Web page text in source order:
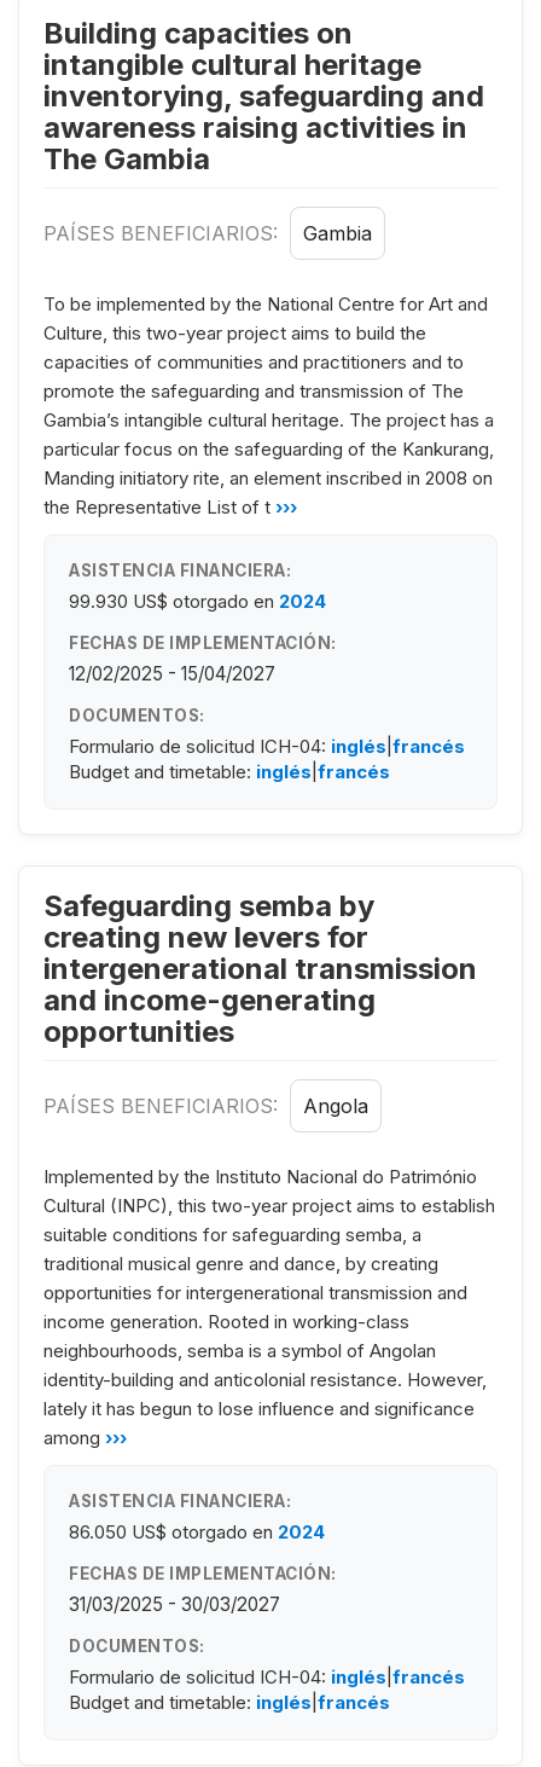
Building capacities on
intangible cultural heritage
inventorying, safeguarding and
awareness raising activities in
The Gambia
PAÍSES BENEFICIARIOS: Gambia
To be implemented by the National Centre for Art and
Culture, this two-year project aims to build the
capacities of communities and practitioners and to
promote the safeguarding and transmission of The
Gambia’s intangible cultural heritage. The project has a
particular focus on the safeguarding of the Kankurang,
Manding initiatory rite, an element inscribed in 2008 on
the Representative List of t ›››
ASISTENCIA FINANCIERA:
99.930 US$ otorgado en 2024
FECHAS DE IMPLEMENTACIÓN:
12/02/2025 - 15/04/2027
DOCUMENTOS:
Formulario de solicitud ICH-04: inglés francés
Budget and timetable: inglés francés
Safeguarding semba by
creating new levers for
intergenerational transmission
and income-generating
opportunities
PAÍSES BENEFICIARIOS: Angola
Implemented by the Instituto Nacional do Património
Cultural (INPC), this two-year project aims to establish
suitable conditions for safeguarding semba, a
traditional musical genre and dance, by creating
opportunities for intergenerational transmission and
income generation. Rooted in working-class
neighbourhoods, semba is a symbol of Angolan
identity-building and anticolonial resistance. However,
lately it has begun to lose influence and significance
among ›››
ASISTENCIA FINANCIERA:
86.050 US$ otorgado en 2024
FECHAS DE IMPLEMENTACIÓN:
31/03/2025 - 30/03/2027
DOCUMENTOS:
Formulario de solicitud ICH-04: inglés francés
Budget and timetable: inglés francés